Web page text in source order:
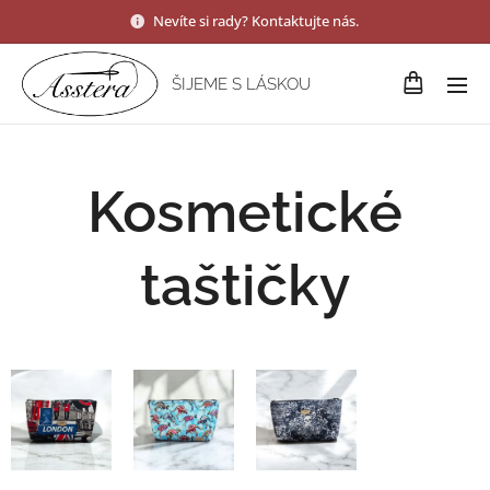
Nevíte si rady? Kontaktujte nás.
ŠIJEME S LÁSKOU
Kosmetické
taštičky